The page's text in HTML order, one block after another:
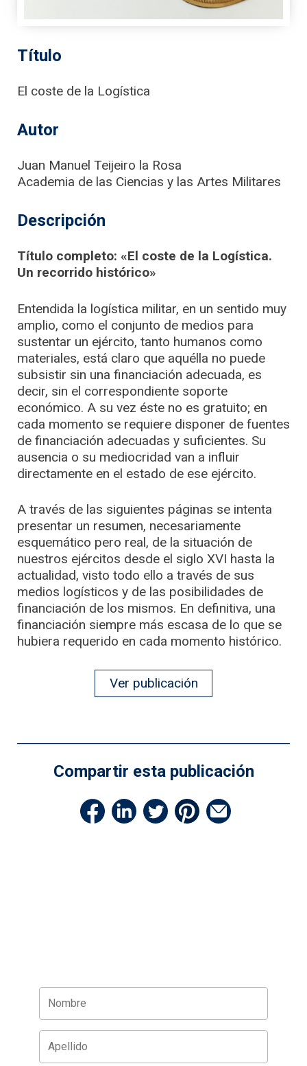
Título
El coste de la Logística
Autor
Juan Manuel Teijeiro la Rosa
Academia de las Ciencias y las Artes Militares
Descripción
Título completo: «El coste de la Logística.
Un recorrido histórico»
Entendida la logística militar, en un sentido muy
amplio, como el conjunto de medios para
sustentar un ejército, tanto humanos como
materiales, está claro que aquélla no puede
subsistir sin una financiación adecuada, es
decir, sin el correspondiente soporte
económico. A su vez éste no es gratuito; en
cada momento se requiere disponer de fuentes
de financiación adecuadas y suficientes. Su
ausencia o su mediocridad van a influir
directamente en el estado de ese ejército.
A través de las siguientes páginas se intenta
presentar un resumen, necesariamente
esquemático pero real, de la situación de
nuestros ejércitos desde el siglo XVI hasta la
actualidad, visto todo ello a través de sus
medios logísticos y de las posibilidades de
financiación de los mismos. En definitiva, una
financiación siempre más escasa de lo que se
hubiera requerido en cada momento histórico.
Ver publicación
Compartir esta publicación